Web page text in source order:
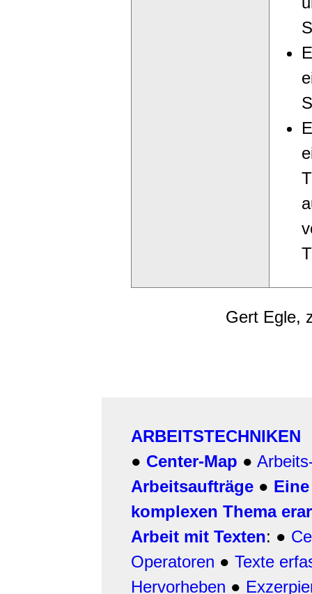
Gert Egle,
ARBEITSTECHNIKEN
● Center-Map ●
Arbeitsaufträge ●
komplexen Thema
Arbeit mit Texten: ●
Operatoren ● Texte
Hervorheben ●